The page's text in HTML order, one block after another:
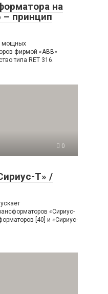
на
– принцип
мощных
фирмой «АВВ»
типа RET 316.
0
Т» /
«Сириус-
[40] и «Сириус-